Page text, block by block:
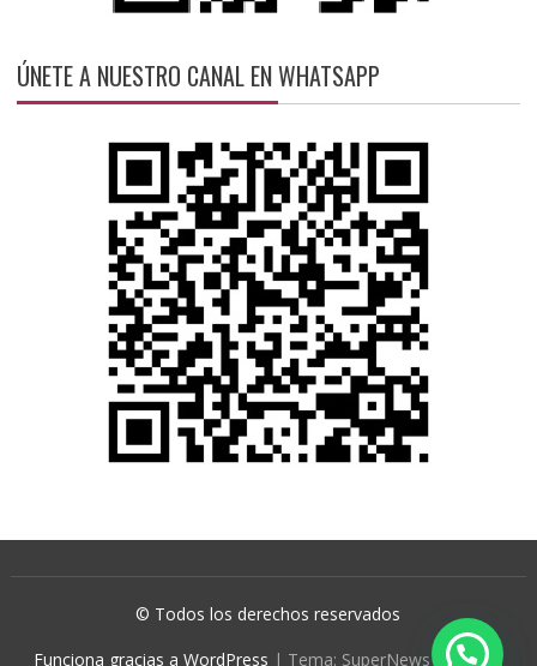
ÚNETE A NUESTRO CANAL EN WHATSAPP
© Todos los derechos reservados
Funciona gracias a WordPress | Tema: SuperNews deAcme